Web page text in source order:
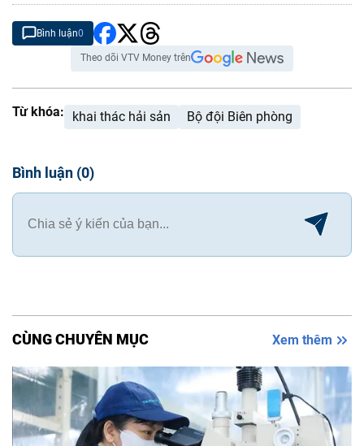
Bình luận0
Theo dõi VTV Money trên
Từ khóa: khai thác hải sản Bộ đội Biên phòng
Bình luận (0)
CÙNG CHUYÊN MỤC Xem thêm